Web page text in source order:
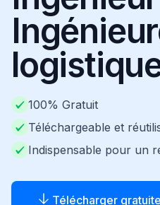
100% Gratuit
Téléchargeable et
Indispensable pour un
Télécharger